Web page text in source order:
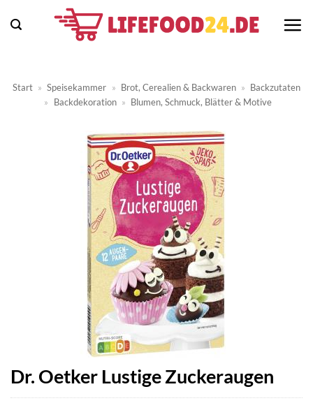
Inhalt
Start » Speisekammer » Brot, Cerealien & Backwaren » Backzutaten
»
Backdekoration » Blumen, Schmuck, Blätter & Motive
Dr. Oetker Lustige Zuckeraugen